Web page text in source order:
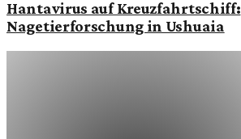
Hantavirus auf Kreuzfahrtschiff:
Nagetierforschung in Ushuaia